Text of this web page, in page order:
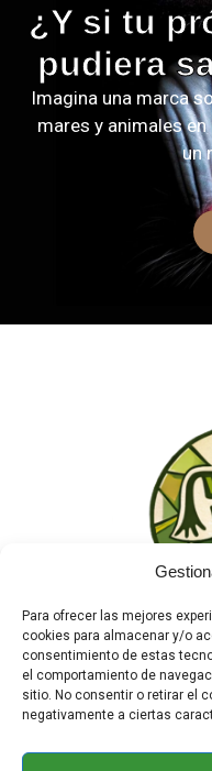
Para ofrecer las mejores
cookies para almacenar y/o
consentimiento de estas
el comportamiento de
sitio. No consentir o retirar el
negativamente a ciertas
¿Y si tu
pudiera
Imagina una marca
mares y animales
un